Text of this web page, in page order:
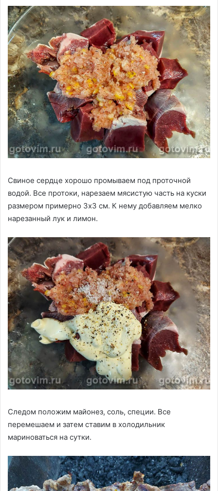
Свиное сердце хорошо промываем под проточной
водой. Все протоки, нарезаем мясистую часть на куски
размером примерно 3х3 см. К нему добавляем мелко
нарезанный лук и лимон.
Следом положим майонез, соль, специи. Все
перемешаем и затем ставим в холодильник
мариноваться на сутки.